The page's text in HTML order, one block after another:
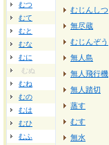
むつ
むて
むと
むな
むに
むぬ
むね
むの
むは
むひ
むふ
むじんしつ
無尽蔵
むじんぞう
無人島
無人飛行機
無人踏切
蒸す
むす
無水